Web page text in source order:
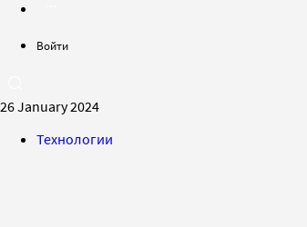
Войти
26 January 2024
Технологии